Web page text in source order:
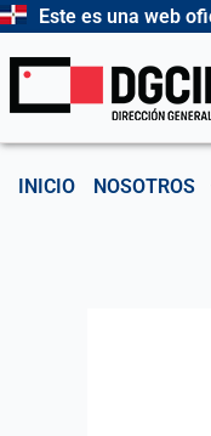
Ir
contenido
Este es una web
INICIO NOSOTROS